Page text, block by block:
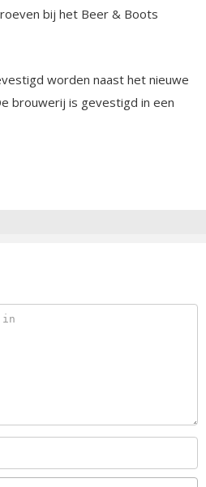
bij het Beer & Boots
worden naast het nieuwe
brouwerij is gevestigd in een